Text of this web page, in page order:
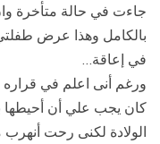
جاءت في حالة متأخرة
بالكامل وهذا عرض
في إعاقة…
ورغم أنى اعلم في
كان يجب علي أن أحيطها
الولادة لكنى رحت أنهرب